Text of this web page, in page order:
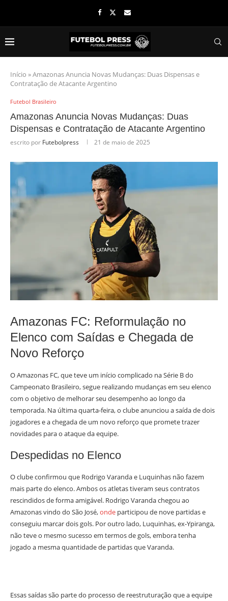
Início »Amazonas Anuncia Novas Mudanças: Duas Dispensas e
Contratação de Atacante Argentino
Futebol Brasileiro
Amazonas Anuncia Novas Mudanças: Duas
Dispensas e Contratação de Atacante Argentino
escrito por Futebolpress 21 de maio de 2025
Amazonas FC: Reformulação no
Elenco com Saídas e Chegada de
Novo Reforço
O Amazonas FC, que teve um início complicado na Série B do
Campeonato Brasileiro, segue realizando mudanças em seu elenco
com o objetivo de melhorar seu desempenho ao longo da
temporada. Na última quarta-feira, o clube anunciou a saída de dois
jogadores e a chegada de um novo reforço que promete trazer
novidades para o ataque da equipe.
Despedidas no Elenco
O clube confirmou que Rodrigo Varanda e Luquinhas não fazem
mais parte do elenco. Ambos os atletas tiveram seus contratos
rescindidos de forma amigável. Rodrigo Varanda chegou ao
Amazonas vindo do São José,onde participou de nove partidas e
conseguiu marcar dois gols. Por outro lado, Luquinhas, ex-Ypiranga,
não teve o mesmo sucesso em termos de gols, embora tenha
jogado a mesma quantidade de partidas que Varanda.
Essas saídas são parte do processo de reestruturação que a equipe